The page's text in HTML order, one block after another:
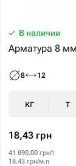
В наличии
Арматура 8
8 12
кг т
18,43 грн
41 890.00 грн/т
18.43 грн/м.п